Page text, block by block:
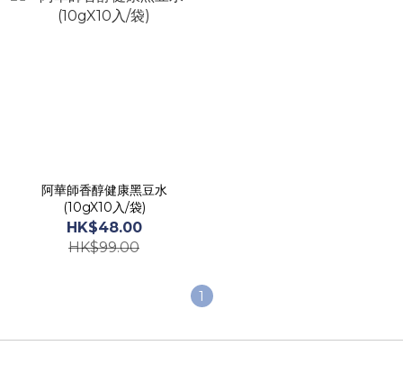
阿華師香醇健康黑豆水
(10gX10入/袋)
HK$48.00
HK$99.00
1